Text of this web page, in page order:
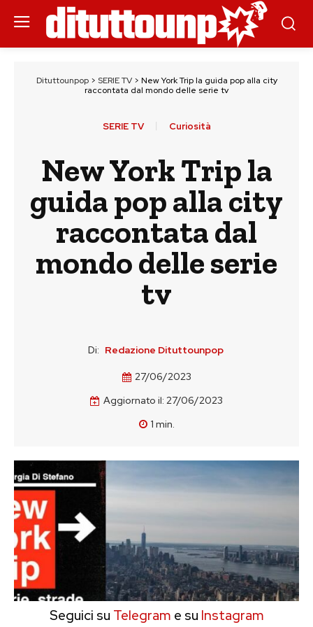
Dituttounpop> SERIE TV> New York Trip la guida pop alla city
raccontata dal mondo delle serie tv
SERIE TV Curiosità
New York Trip la
guida pop alla city
raccontata dal
mondo delle serie
tv
Di: Redazione Dituttounpop
27/06/2023
Aggiornato il: 27/06/2023
1 min.
Seguici su Telegram e su Instagram